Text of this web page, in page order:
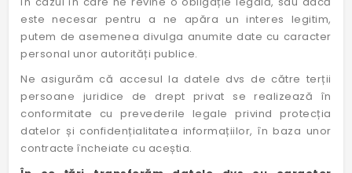
este necesar pentru a ne apăra un interes legitim,
putem de asemenea divulga anumite date cu caracter
personal unor autorități publice.
Ne asigurăm că accesul la datele dvs de către terții
persoane juridice de drept privat se realizează în
conformitate cu prevederile legale privind protecția
datelor și confidențialitatea informațiilor, în baza unor
contracte încheiate cu aceștia.